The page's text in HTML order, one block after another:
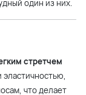
один из них.
стретчем
эластичностью,
что делает